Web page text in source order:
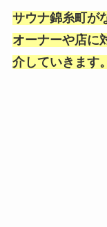
サウナ錦糸町が
オーナーや店に
介していきます。